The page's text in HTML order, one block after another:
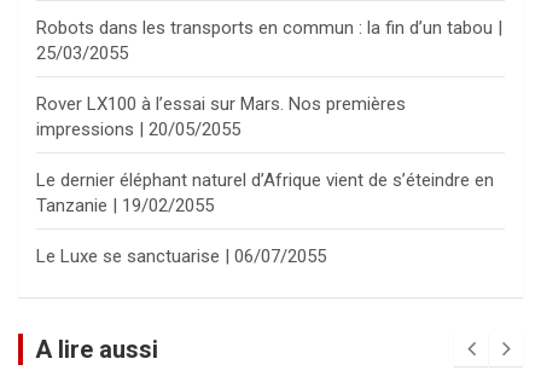
Robots dans les transports en commun : la fin d’un tabou |
25/03/2055
Rover LX100 à l’essai sur Mars. Nos premières
impressions | 20/05/2055
Le dernier éléphant naturel d’Afrique vient de s’éteindre en
Tanzanie | 19/02/2055
Le Luxe se sanctuarise | 06/07/2055
A lire aussi